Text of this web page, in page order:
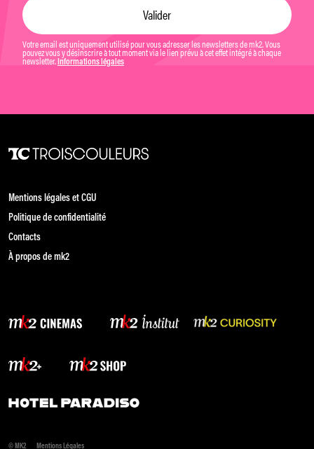
Votre email est uniquement utilisé pour vous adresser les newsletters de mk2. Vous
pouvez vous y désinscrire à tout moment via le lien prévu à cet effet intégré à chaque
newsletter. Informations légales
Mentions légales et CGU
Politique de confidentialité
Contacts
À propos de mk2
© MK2 Mentions Légales